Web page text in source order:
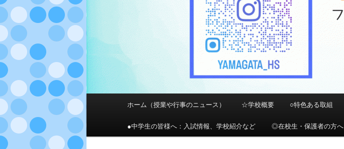
メ
メ
イ
サ
ブ
ホーム（授業や行事のニュース） ☆学校概要 ○特色ある取組
●中学生の皆様へ：入試情報、学校紹介など ◎在校生・保護者の方へ